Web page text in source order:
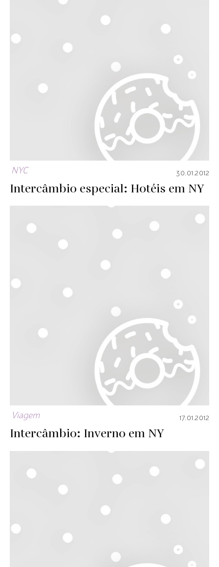
NYC 30.01.2012
Intercâmbio especial: Hotéis em NY
Viagem 17.01.2012
Intercâmbio: Inverno em NY